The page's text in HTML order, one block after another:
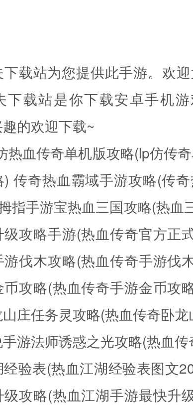
载站为您提供此手游。欢迎
下载站是你下载安卓手机
的欢迎下载~
热血传奇单机版攻略(lp仿传
传奇热血霸域手游攻略(传
指手游宝热血三国攻略(热血
级攻略手游(热血传奇官方正
游伐木攻略(热血传奇手游伐
攻略(热血传奇手游金币攻
庄任务灵攻略(热血传奇卧
游法师诱惑之光攻略(热血
验表(热血江湖经验表图文
攻略(热血江湖手游最快升